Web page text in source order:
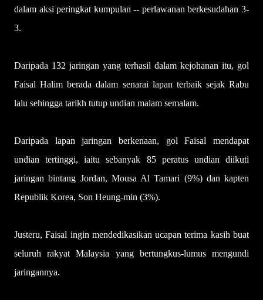
dalam aksi peringkat kumpulan -- perlawanan berkesudahan 3-
3.
Daripada 132 jaringan yang terhasil dalam kejohanan itu, gol
Faisal Halim berada dalam senarai lapan terbaik sejak Rabu
lalu sehingga tarikh tutup undian malam semalam.
Daripada lapan jaringan berkenaan, gol Faisal mendapat
undian tertinggi, iaitu sebanyak 85 peratus undian diikuti
jaringan bintang Jordan, Mousa Al Tamari (9%) dan kapten
Republik Korea, Son Heung-min (3%).
Justeru, Faisal ingin mendedikasikan ucapan terima kasih buat
seluruh rakyat Malaysia yang bertungkus-lumus mengundi
jaringannya.